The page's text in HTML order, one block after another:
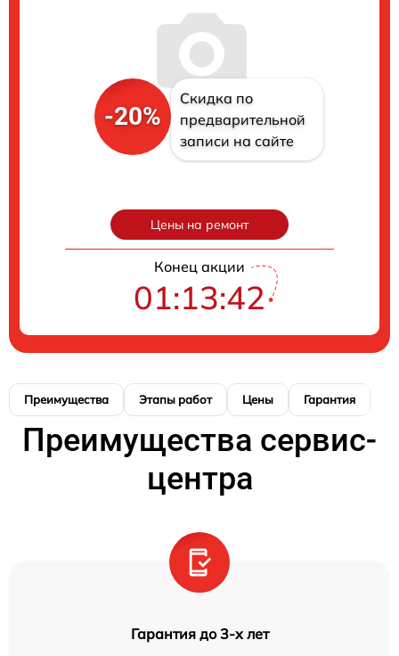
-20%
Скидка по
предварительной
записи на сайте
Цены на ремонт
Конец акции
01:13:41
Преимущества Этапы работ Цены Гарантия
Преимущества сервис-
центра
Гарантия до 3-х лет